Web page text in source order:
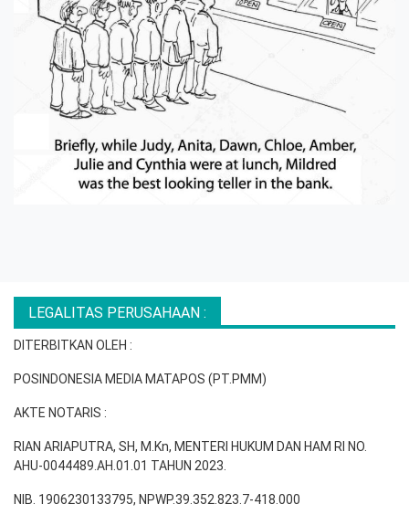
LEGALITAS PERUSAHAAN :
DITERBITKAN OLEH :
POSINDONESIA MEDIA MATAPOS (PT.PMM)
AKTE NOTARIS :
RIAN ARIAPUTRA, SH, M.Kn, MENTERI HUKUM DAN HAM RI NO.
AHU-0044489.AH.01.01 TAHUN 2023.
NIB. 1906230133795, NPWP.39.352.823.7-418.000